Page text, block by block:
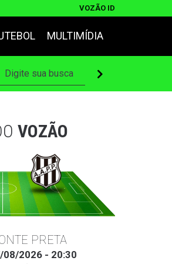
VOZÃO ID
MULTIMÍDIA
VOZÃO
PRETA
2026 - 20:30